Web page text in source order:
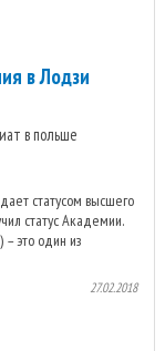
в Лодзи
в польше
статусом высшего
статус Академии.
это один из
27.02.2018